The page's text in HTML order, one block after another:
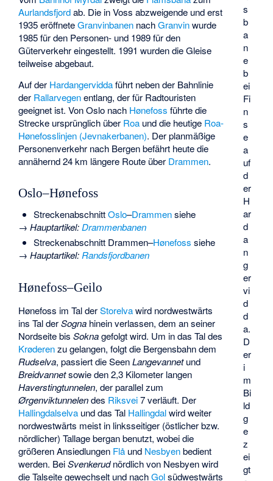
s
b
a
n
e
b
ei
Fi
n
s
e
a
uf
d
er
H
ar
d
a
n
g
er
vi
d
d
a.
D
er
i
m
Bi
ld
g
e
z
ei
gt
Aurlandsfjordab. Die in Voss abzweigende und erst
1935 eröffneteGranvinbanen nachGranvinwurde
1985 für den Personen- und 1989 für den
Güterverkehr eingestellt. 1991 wurden die Gleise
teilweise abgebaut.
Auf der Hardangerviddaführt neben der Bahnlinie
der Rallarvegenentlang, der für Radtouristen
geeignet ist. Von Oslo nach Hønefoss führte die
Strecke ursprünglich über Roa und die heutige Roa-
Hønefosslinjen (Jevnakerbanen). Der planmäßige
Personenverkehr nach Bergen befährt heute die
annähernd 24 km längere Route über Drammen.
Oslo–Hønefoss
StreckenabschnittOslo–Drammensiehe
→Hauptartikel:Drammenbanen
Streckenabschnitt Drammen–Hønefoss siehe
→Hauptartikel: Randsfjordbanen
Hønefoss–Geilo
Hønefoss im Tal derStorelvawird nordwestwärts
ins Tal derSogna hinein verlassen, dem an seiner
Nordseite bisSoknagefolgt wird. Um in das Tal des
Krøderenzu gelangen, folgt die Bergensbahn dem
Rudselva, passiert die SeenLangevannetund
Breidvannetsowie den 2,3 Kilometer langen
Haverstingtunnelen, der parallel zum
Ørgenviktunnelendes Riksvei7 verläuft. Der
Hallingdalselva und das Tal Hallingdalwird weiter
nordwestwärts meist in linksseitiger (östlicher bzw.
nördlicher) Tallage bergan benutzt, wobei die
größeren Ansiedlungen Flå und Nesbyenbedient
werden. BeiSvenkerudnördlich von Nesbyen wird
die Talseite gewechselt und nachGolsüdwestwärts